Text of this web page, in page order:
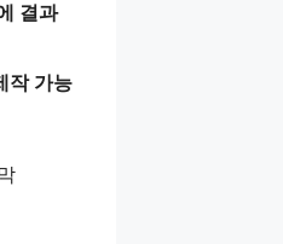
결과
작 가능